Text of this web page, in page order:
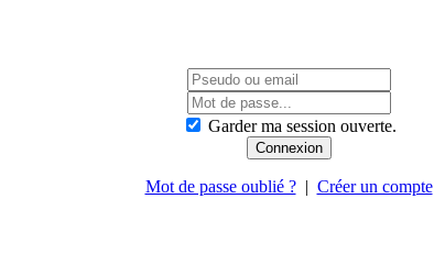
Garder ma session ouverte.
Mot de passe oublié ?| Créer un compte